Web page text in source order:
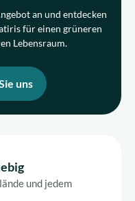
an und entdecken
für einen grüneren
Lebensraum.
uns
und jedem